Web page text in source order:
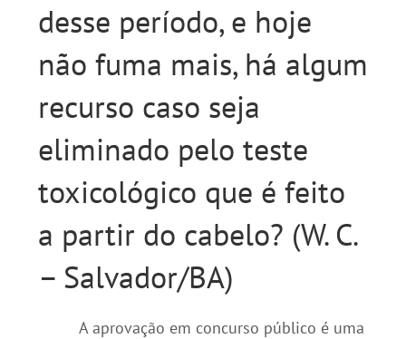
desse período, e hoje
não fuma mais, há algum
recurso caso seja
eliminado pelo teste
toxicológico que é feito
a partir do cabelo? (W. C.
– Salvador/BA)
A aprovação em concurso público é uma